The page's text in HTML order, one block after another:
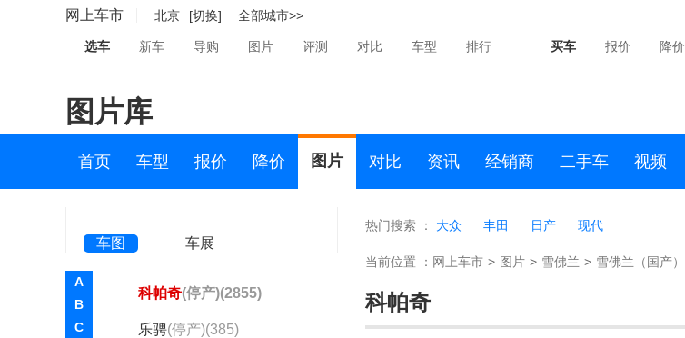
网上车市 北京 [切换] 全部城市>>
选车 新车 导购 图片 评测 对比 车型 排行 买车 报价 降价
图片库
首页 车型 报价 降价 图片 对比 资讯 经销商 二手车 视频
车图 车展
A
B
C
探界者新能源
雪佛兰Traverse
科帕奇(停产)(2855)
乐骋(停产)(385)
热门搜索 ： 大众 丰田 日产 现代
当前位置 ： 网上车市 > 图片 > 雪佛兰 > 雪佛兰（国产）
科帕奇